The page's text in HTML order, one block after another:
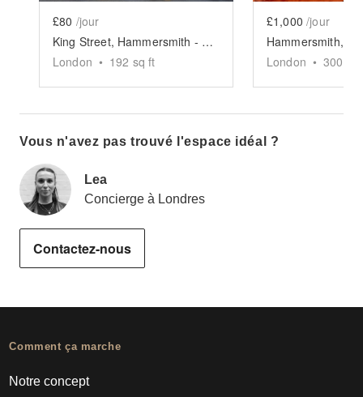
£80 /jour
King Street, Hammersmith - The Yellow Pop-Up Shop
London • 192 sq ft
£1,000 /jour
London • 3000
Vous n'avez pas trouvé l'espace idéal ?
Lea
Concierge à Londres
Contactez-nous
Comment ça marche
Notre concept